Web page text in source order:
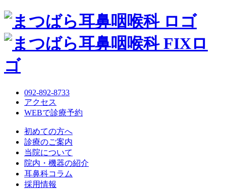
092-892-8733
アクセス
WEBで診療予約
初めての方へ
診療のご案内
当院について
院内・機器の紹介
耳鼻科コラム
採用情報